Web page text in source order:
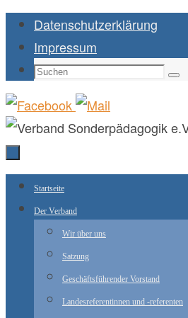
Zum
Inhalt
springen
Datenschutzerklärung
Impressum
Suchen
Zum
Inhalt
springen
Startseite
Der Verband
Wir über uns
Satzung
Geschäftsführender Vorstand
Landesreferentinnen und -referenten